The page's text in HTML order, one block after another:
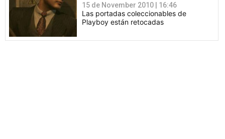
15 de November 2010 | 16:46
Las portadas coleccionables de
Playboy están retocadas